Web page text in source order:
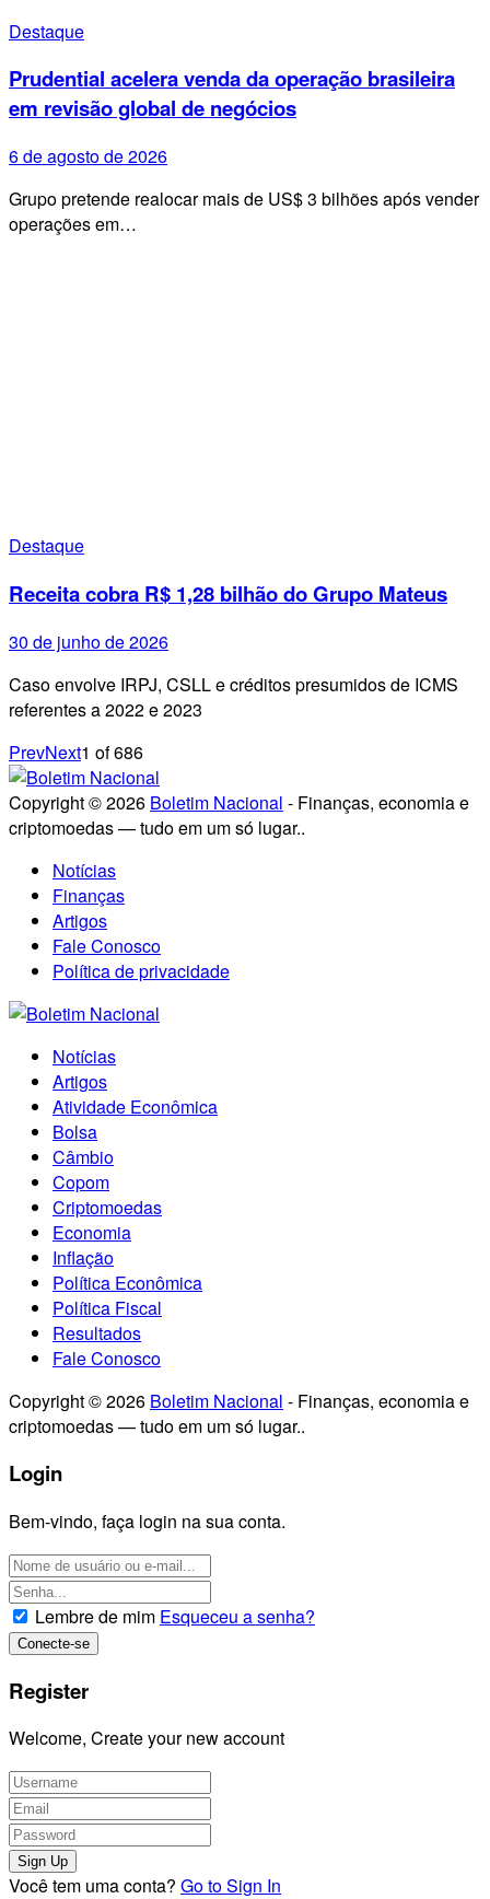
Destaque
Prudential acelera venda da operação brasileira
em revisão global de negócios
6 de agosto de 2026
Grupo pretende realocar mais de US$ 3 bilhões após vender
operações em…
Destaque
Receita cobra R$ 1,28 bilhão do Grupo Mateus
30 de junho de 2026
Caso envolve IRPJ, CSLL e créditos presumidos de ICMS
referentes a 2022 e 2023
PrevNext1 of686
Copyright © 2026 Boletim Nacional - Finanças, economia e
criptomoedas — tudo em um só lugar..
Notícias
Finanças
Artigos
Fale Conosco
Política de privacidade
Notícias
Artigos
Atividade Econômica
Bolsa
Câmbio
Copom
Criptomoedas
Economia
Inflação
Política Econômica
Política Fiscal
Resultados
Fale Conosco
Copyright © 2026 Boletim Nacional - Finanças, economia e
criptomoedas — tudo em um só lugar..
Login
Bem-vindo, faça login na sua conta.
Lembre de mim Esqueceu a senha?
Register
Welcome, Create your new account
Você tem uma conta? Go to Sign In